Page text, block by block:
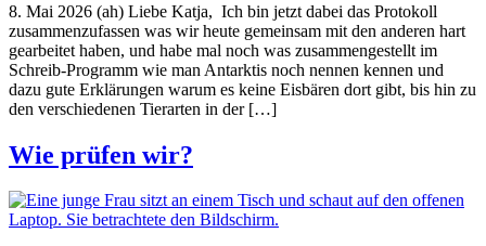
8. Mai 2026 (ah) Liebe Katja, Ich bin jetzt dabei das Protokoll
zusammenzufassen was wir heute gemeinsam mit den anderen hart
gearbeitet haben, und habe mal noch was zusammengestellt im
Schreib-Programm wie man Antarktis noch nennen kennen und
dazu gute Erklärungen warum es keine Eisbären dort gibt, bis hin zu
den verschiedenen Tierarten in der […]
Wie prüfen wir?